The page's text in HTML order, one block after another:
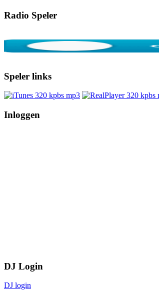
Radio Speler
Speler links
Inloggen
DJ Login
DJ login